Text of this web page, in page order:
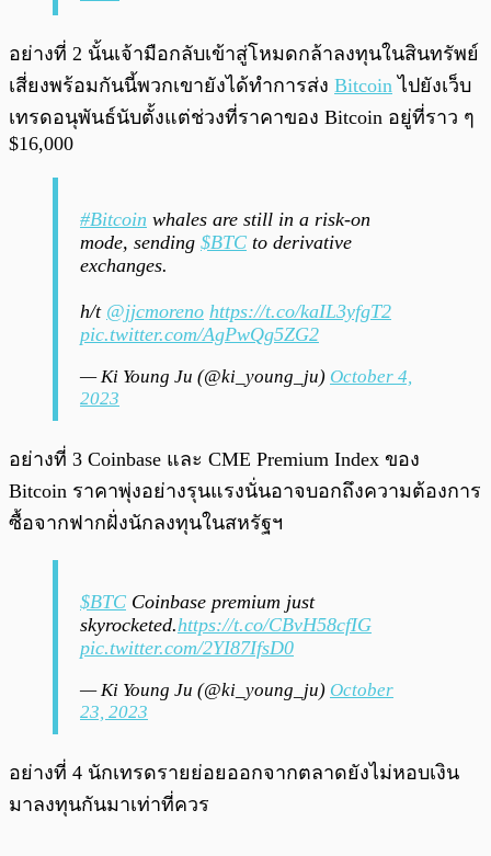
อย่างที่ 2 นั้นเจ้ามือกลับเข้าสู่โหมดกล้าลงทุนในสินทรัพย์
เสี่ยงพร้อมกันนี้พวกเขายังได้ทำการส่ง Bitcoin ไปยังเว็บ
เทรดอนุพันธ์นับตั้งแต่ช่วงที่ราคาของ Bitcoin อยู่ที่ราว ๆ
$16,000
#Bitcoin whales are still in a risk-on
mode, sending $BTC to derivative
exchanges.
h/t @jjcmoreno https://t.co/kaIL3yfgT2
pic.twitter.com/AgPwQg5ZG2
— Ki Young Ju (@ki_young_ju) October 4,
2023
อย่างที่ 3 Coinbase และ CME Premium Index ของ
Bitcoin ราคาพุ่งอย่างรุนแรงนั่นอาจบอกถึงความต้องการ
ซื้อจากฟากฝั่งนักลงทุนในสหรัฐฯ
$BTC Coinbase premium just
skyrocketed.https://t.co/CBvH58cfIG
pic.twitter.com/2YI87IfsD0
— Ki Young Ju (@ki_young_ju) October
23, 2023
อย่างที่ 4 นักเทรดรายย่อยออกจากตลาดยังไม่หอบเงิน
มาลงทุนกันมาเท่าที่ควร